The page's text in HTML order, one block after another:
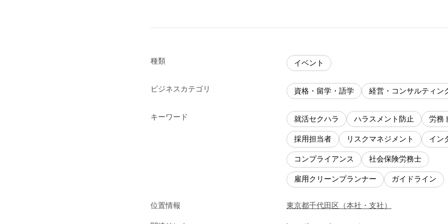
種類 イベント
ビジネスカテゴリ 資格・留学・語学 経営・コンサルティン
キーワード 就活セクハラ ハラスメント防止 労務
採用担当者 リスクマネジメント イン
コンプライアンス 社会保険労務士
雇用クリーンプランナー ガイドライン
位置情報 東京都千代田区 （本社・支社）